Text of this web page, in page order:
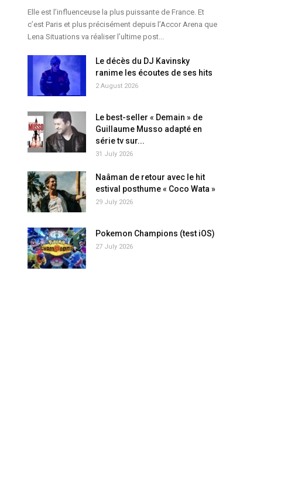
Elle est l’influenceuse la plus puissante de France. Et
c’est Paris et plus précisément depuis l’Accor Arena que
Lena Situations va réaliser l’ultime post...
Le décès du DJ Kavinsky
ranime les écoutes de ses hits
2 August 2026
Le best-seller « Demain » de
Guillaume Musso adapté en
série tv sur...
31 July 2026
Naâman de retour avec le hit
estival posthume « Coco Wata »
29 July 2026
Pokemon Champions (test iOS)
27 July 2026